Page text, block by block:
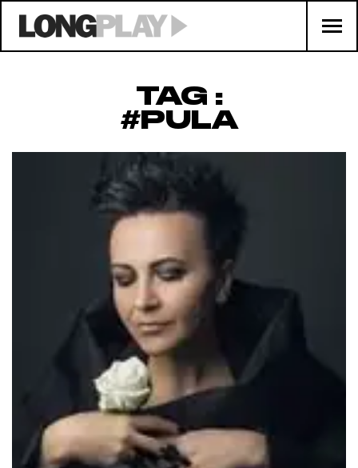
TAG :
#PULA